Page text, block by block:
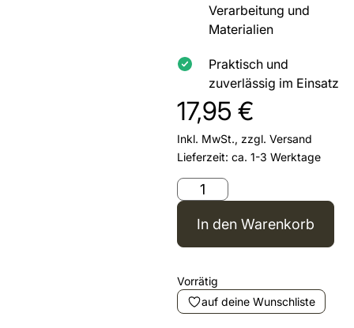
Verarbeitung und
Materialien
Praktisch und
zuverlässig im Einsatz
17,95 €
Inkl. MwSt., zzgl. Versand
Lieferzeit: ca. 1-3 Werktage
In den Warenkorb
Vorrätig
auf deine Wunschliste